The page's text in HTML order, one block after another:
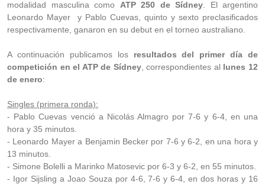
modalidad masculina como ATP 250 de Sídney . El argentino
Leonardo Mayer y Pablo Cuevas, quinto y sexto preclasificados
respectivamente, ganaron en su debut en el torneo australiano.
A continuación publicamos los resultados del primer día de
competición en el ATP de Sídney, correspondientes al lunes 12
de enero:
Singles (primera ronda):
- Pablo Cuevas venció a Nicolás Almagro por 7-6 y 6-4, en una
hora y 35 minutos.
- Leonardo Mayer a Benjamin Becker por 7-6 y 6-2, en una hora y
13 minutos.
- Simone Bolelli a Marinko Matosevic por 6-3 y 6-2, en 55 minutos.
- Igor Sijsling a Joao Souza por 4-6, 7-6 y 6-4, en dos horas y 16